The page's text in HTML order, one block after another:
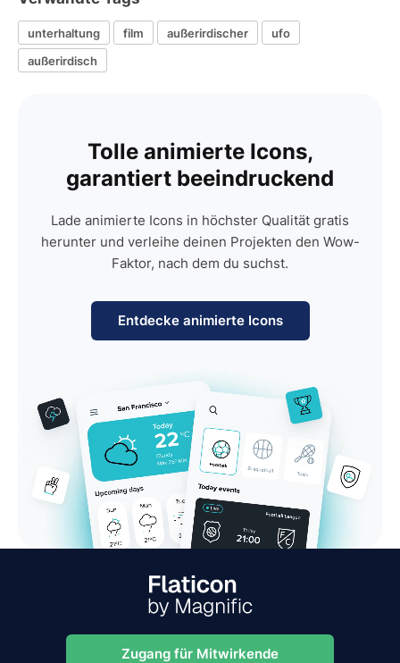
unterhaltung film außerirdischer
ufo
außerirdisch
Tolle animierte Icons,
garantiert beeindruckend
Lade animierte Icons in höchster Qualität gratis
herunter und verleihe deinen Projekten den Wow-
Faktor, nach dem du suchst.
Entdecke animierte Icons
Zugang für Mitwirkende